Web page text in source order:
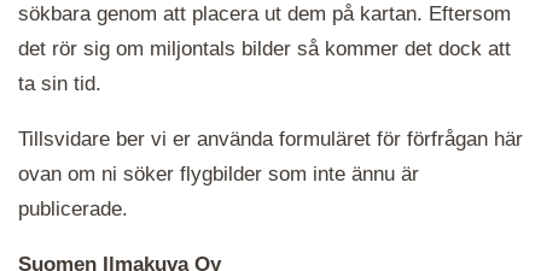
sökbara genom att placera ut dem på kartan. Eftersom
det rör sig om miljontals bilder så kommer det dock att
ta sin tid.
Tillsvidare ber vi er använda formuläret för förfrågan här
ovan om ni söker flygbilder som inte ännu är
publicerade.
Suomen Ilmakuva Oy